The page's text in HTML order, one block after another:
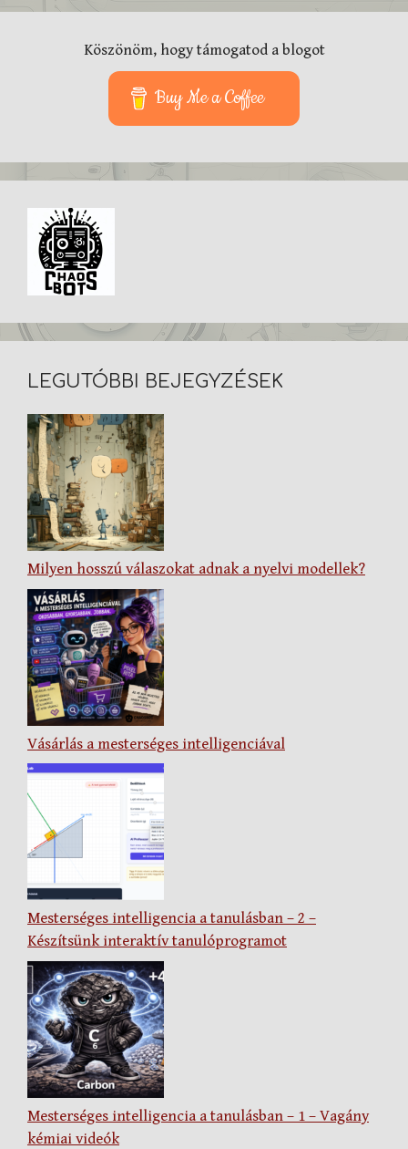
Köszönöm, hogy támogatod a blogot
Buy Me a Coffee
LEGUTÓBBI BEJEGYZÉSEK
Milyen hosszú válaszokat adnak a nyelvi modellek?
Vásárlás a mesterséges intelligenciával
Mesterséges intelligencia a tanulásban – 2 –
Készítsünk interaktív tanulóprogramot
Mesterséges intelligencia a tanulásban – 1 – Vagány
kémiai videók